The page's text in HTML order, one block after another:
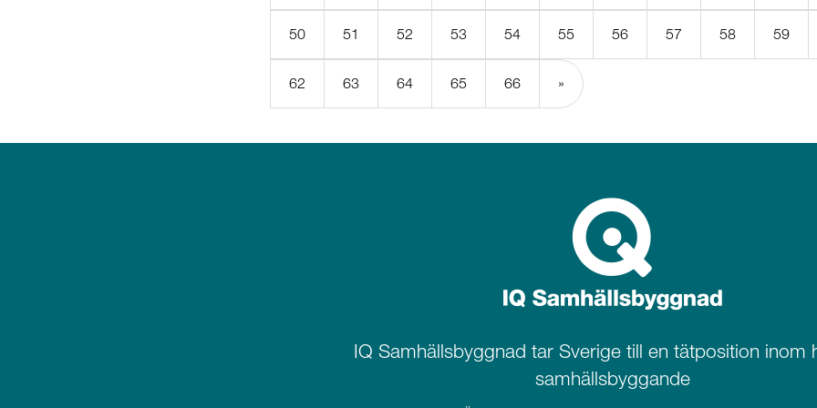
50 51 52 53 54 55 56 57 58 59
62 63 64 65 66 »
IQ Samhällsbyggnad tar Sverige till en tätposition inom
samhällsbyggande